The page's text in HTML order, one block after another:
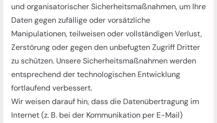
und organisatorischer Sicherheitsmaßnahmen, um Ihre
Daten gegen zufällige oder vorsätzliche
Manipulationen, teilweisen oder vollständigen Verlust,
Zerstörung oder gegen den unbefugten Zugriff Dritter
zu schützen. Unsere Sicherheitsmaßnahmen werden
entsprechend der technologischen Entwicklung
fortlaufend verbessert.
Wir weisen darauf hin, dass die Datenübertragung im
Internet (z. B. bei der Kommunikation per E-Mail)